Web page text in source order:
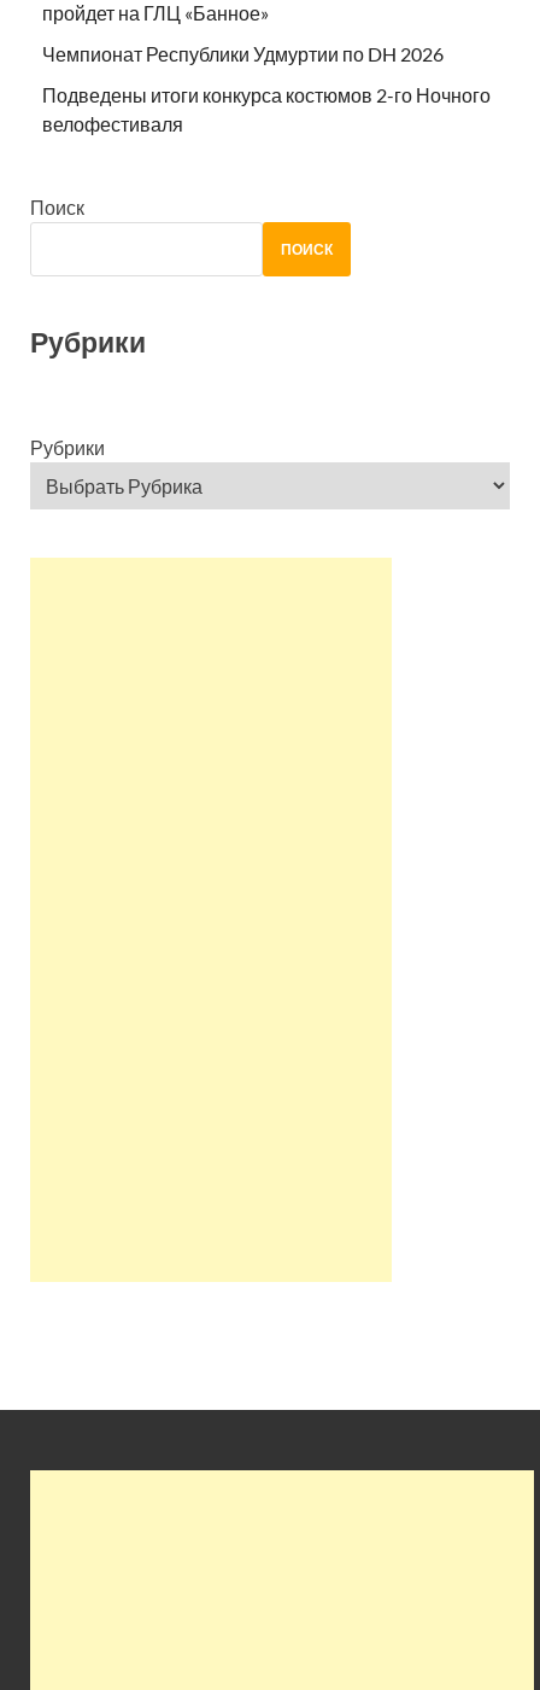
пройдет на ГЛЦ «Банное»
Чемпионат Республики Удмуртии по DH 2026
Подведены итоги конкурса костюмов 2-го Ночного
велофестиваля
Поиск
ПОИСК
Рубрики
Рубрики